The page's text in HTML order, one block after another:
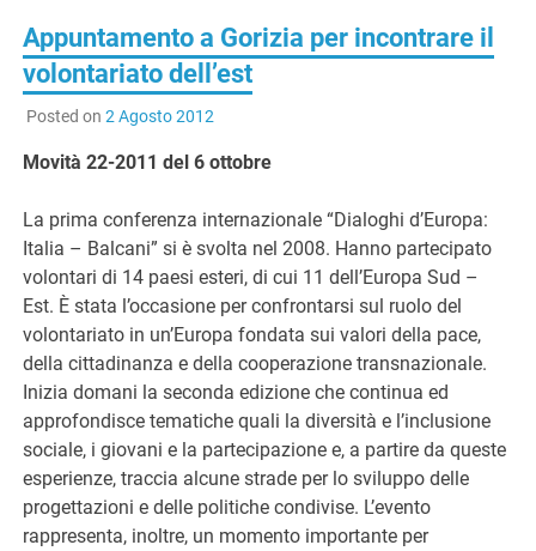
Appuntamento a Gorizia per incontrare il
volontariato dell’est
Posted on 2 Agosto 2012
Movità 22-2011 del 6 ottobre
La prima conferenza internazionale “Dialoghi d’Europa:
Italia – Balcani” si è svolta nel 2008. Hanno partecipato
volontari di 14 paesi esteri, di cui 11 dell’Europa Sud –
Est. È stata l’occasione per confrontarsi sul ruolo del
volontariato in un’Europa fondata sui valori della pace,
della cittadinanza e della cooperazione transnazionale.
Inizia domani la seconda edizione che continua ed
approfondisce tematiche quali la diversità e l’inclusione
sociale, i giovani e la partecipazione e, a partire da queste
esperienze, traccia alcune strade per lo sviluppo delle
progettazioni e delle politiche condivise. L’evento
rappresenta, inoltre, un momento importante per